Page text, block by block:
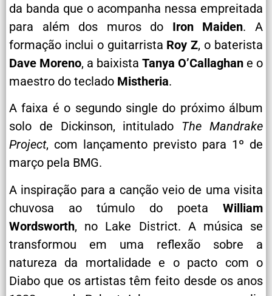
da banda que o acompanha nessa empreitada
para além dos muros do Iron Maiden. A
formação inclui o guitarrista Roy Z, o baterista
Dave Moreno, a baixista Tanya O’Callaghan e o
maestro do teclado Mistheria.
A faixa é o segundo single do próximo álbum
solo de Dickinson, intitulado The Mandrake
Project, com lançamento previsto para 1º de
março pela BMG.
A inspiração para a canção veio de uma visita
chuvosa ao túmulo do poeta William
Wordsworth, no Lake District. A música se
transformou em uma reflexão sobre a
natureza da mortalidade e o pacto com o
Diabo que os artistas têm feito desde os anos